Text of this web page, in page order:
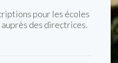
pour les écoles
des directrices.